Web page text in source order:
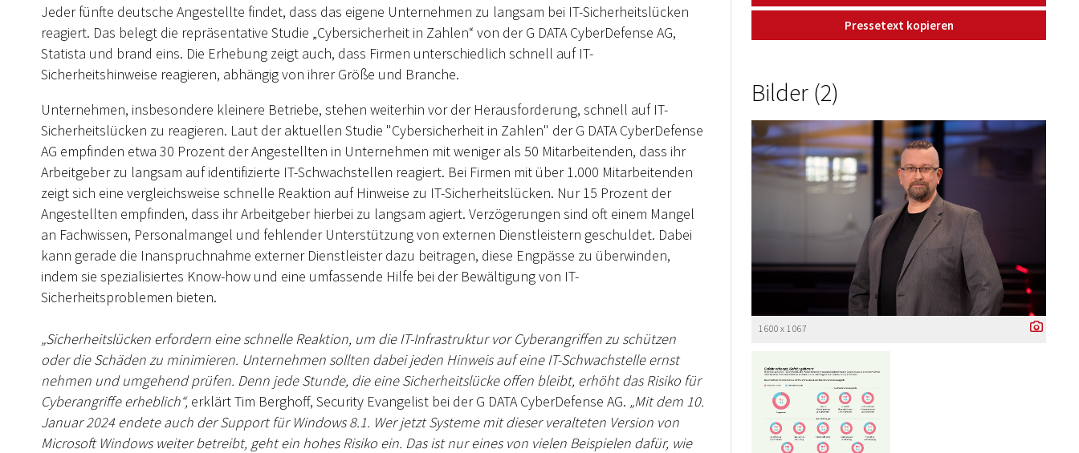
Jeder fünfte deutsche Angestellte findet, dass das eigene Unternehmen zu langsam bei IT-Sicherheitslücken
reagiert. Das belegt die repräsentative Studie „Cybersicherheit in Zahlen“ von der G DATA CyberDefense AG,
Statista und brand eins. Die Erhebung zeigt auch, dass Firmen unterschiedlich schnell auf IT-
Sicherheitshinweise reagieren, abhängig von ihrer Größe und Branche.
Unternehmen, insbesondere kleinere Betriebe, stehen weiterhin vor der Herausforderung, schnell auf IT-
Sicherheitslücken zu reagieren. Laut der aktuellen Studie "Cybersicherheit in Zahlen" der G DATA CyberDefense
AG empfinden etwa 30 Prozent der Angestellten in Unternehmen mit weniger als 50 Mitarbeitenden, dass ihr
Arbeitgeber zu langsam auf identifizierte IT-Schwachstellen reagiert. Bei Firmen mit über 1.000 Mitarbeitenden
zeigt sich eine vergleichsweise schnelle Reaktion auf Hinweise zu IT-Sicherheitslücken. Nur 15 Prozent der
Angestellten empfinden, dass ihr Arbeitgeber hierbei zu langsam agiert. Verzögerungen sind oft einem Mangel
an Fachwissen, Personalmangel und fehlender Unterstützung von externen Dienstleistern geschuldet. Dabei
kann gerade die Inanspruchnahme externer Dienstleister dazu beitragen, diese Engpässe zu überwinden,
indem sie spezialisiertes Know-how und eine umfassende Hilfe bei der Bewältigung von IT-
Sicherheitsproblemen bieten.
„Sicherheitslücken erfordern eine schnelle Reaktion, um die IT-Infrastruktur vor Cyberangriffen zu schützen
oder die Schäden zu minimieren. Unternehmen sollten dabei jeden Hinweis auf eine IT-Schwachstelle ernst
nehmen und umgehend prüfen. Denn jede Stunde, die eine Sicherheitslücke offen bleibt, erhöht das Risiko für
Cyberangriffe erheblich“, erklärt Tim Berghoff, Security Evangelist bei der G DATA CyberDefense AG. „Mit dem 10.
Januar 2024 endete auch der Support für Windows 8.1. Wer jetzt Systeme mit dieser veralteten Version von
Microsoft Windows weiter betreibt, geht ein hohes Risiko ein. Das ist nur eines von vielen Beispielen dafür, wie
Pressetext kopieren
Bilder (2)
1 600 x 1 067